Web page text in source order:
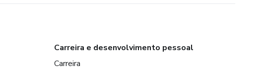
Carreira e desenvolvimento pessoal
Carreira